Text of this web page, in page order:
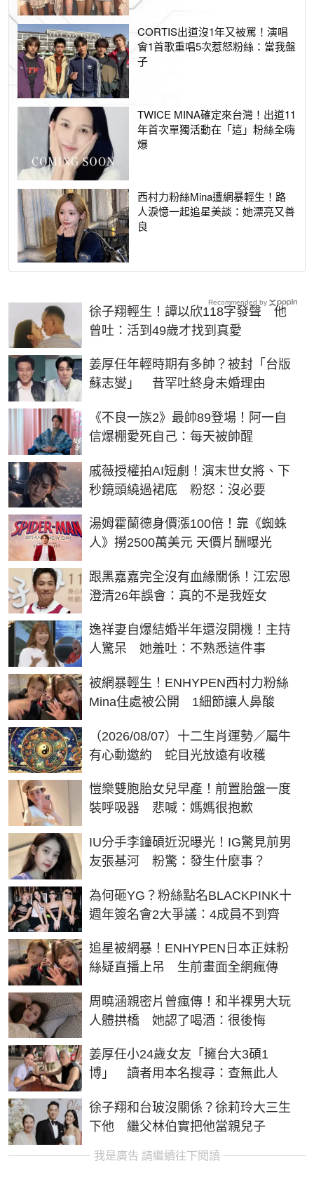
CORTIS出道沒1年又被罵！演唱
會1首歌重唱5次惹怒粉絲：當我盤
子
TWICE MINA確定來台灣！出道11
年首次單獨活動在「這」粉絲全嗨
爆
西村力粉絲Mina遭網暴輕生！路
人淚憶一起追星美談：她漂亮又善
良
徐子翔輕生！譚以欣118字發聲 他
曾吐：活到49歲才找到真愛
姜厚任年輕時期有多帥？被封「台版
蘇志燮」 昔罕吐終身未婚理由
《不良一族2》最帥89登場！阿一自
信爆棚愛死自己：每天被帥醒
戚薇授權拍AI短劇！演末世女將、下
秒鏡頭繞過裙底 粉怒：沒必要
湯姆霍蘭德身價漲100倍！靠《蜘蛛
人》撈2500萬美元 天價片酬曝光
跟黑嘉嘉完全沒有血緣關係！江宏恩
澄清26年誤會：真的不是我姪女
逸祥妻自爆結婚半年還沒開機！主持
人驚呆 她羞吐：不熟悉這件事
被網暴輕生！ENHYPEN西村力粉絲
Mina住處被公開 1細節讓人鼻酸
（2026/08/07）十二生肖運勢／屬牛
有心動邀約 蛇目光放遠有收穫
愷樂雙胞胎女兒早產！前置胎盤一度
裝呼吸器 悲喊：媽媽很抱歉
IU分手李鐘碩近況曝光！IG驚見前男
友張基河 粉驚：發生什麼事？
為何砸YG？粉絲點名BLACKPINK十
週年簽名會2大爭議：4成員不到齊
追星被網暴！ENHYPEN日本正妹粉
絲疑直播上吊 生前畫面全網瘋傳
周曉涵親密片曾瘋傳！和半裸男大玩
人體拱橋 她認了喝酒：很後悔
姜厚任小24歲女友「擁台大3碩1
博」 讀者用本名搜尋：查無此人
徐子翔和台玻沒關係？徐莉玲大三生
下他 繼父林伯實把他當親兒子
Recommended by
我是廣告 請繼續往下閱讀